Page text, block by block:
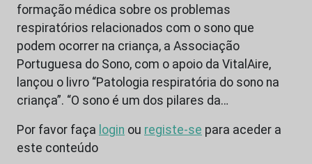
formação médica sobre os problemas
respiratórios relacionados com o sono que
podem ocorrer na criança, a Associação
Portuguesa do Sono, com o apoio da VitalAire,
lançou o livro “Patologia respiratória do sono na
criança”. “O sono é um dos pilares da…
Por favor faça login ou registe-se para aceder a
este conteúdo